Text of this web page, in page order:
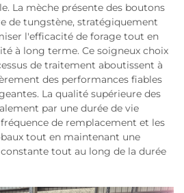
La mèche présente des boutons
de tungstène, stratégiquement
l'efficacité de forage tout en
à long terme. Ce soigneux choix
de traitement aboutissent à
des performances fiables
La qualité supérieure des
par une durée de vie
de remplacement et les
tout en maintenant une
tout au long de la durée